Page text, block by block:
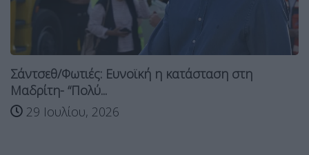
Σάντσεθ/Φωτιές: Ευνοϊκή η κατάσταση στη
Μαδρίτη- “Πολύ...
29 Ιουλίου, 2026